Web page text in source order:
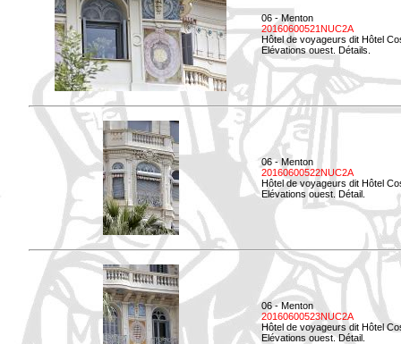
06 - Menton
20160600521NUC2A
Hôtel de voyageurs dit Hôtel
Elévations ouest. Détails.
06 - Menton
20160600522NUC2A
Hôtel de voyageurs dit Hôtel
Elévations ouest. Détail.
06 - Menton
20160600523NUC2A
Hôtel de voyageurs dit Hôtel
Elévations ouest. Détail.